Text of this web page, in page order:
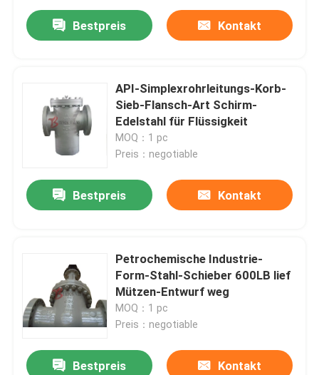
Bestpreis Kontakt
API-Simplexrohrleitungs-Korb-
Sieb-Flansch-Art Schirm-
Edelstahl für Flüssigkeit
MOQ：1 pc
Preis：negotiable
Bestpreis Kontakt
Petrochemische Industrie-
Form-Stahl-Schieber 600LB lief
Mützen-Entwurf weg
MOQ：1 pc
Preis：negotiable
Bestpreis Kontakt